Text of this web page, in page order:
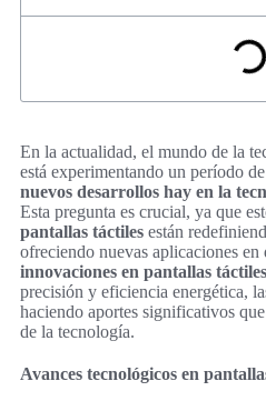
En la actualidad, el mundo de la
está experimentando un período
nuevos desarrollos hay en la
Esta pregunta es crucial, ya que
pantallas táctiles están
ofreciendo nuevas aplicaciones
innovaciones en pantallas táctiles
precisión y eficiencia energética,
haciendo aportes significativos
de la tecnología.
Avances tecnológicos en